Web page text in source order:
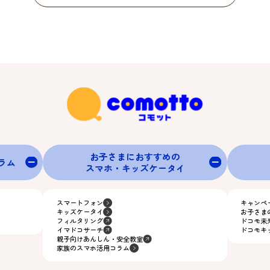
ム
お子さまにおすすめの
スマホ・キッズケータイ
スマートフォン
キッズケータイ
フィルタリング
イマドコサーチ
親子向けあんしん・安全教室
家族のスマホ活用コラム
キャンペ
お子さま
ドコモ
ドコモ